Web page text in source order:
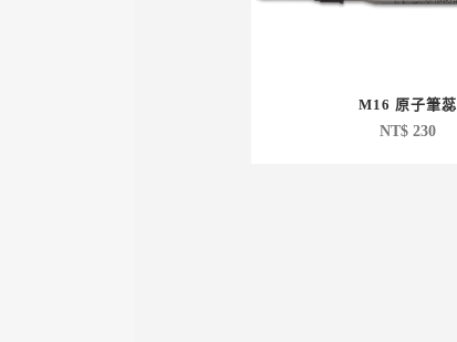
M16 原子筆蕊
NT$230